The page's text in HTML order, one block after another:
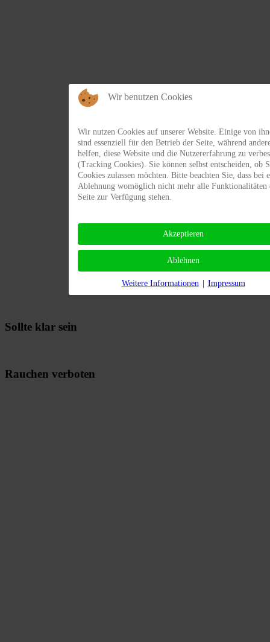
Sollte klar sein
Rauchen verboten
Wir benutzen Cookies
Wir nutzen Cookies auf unserer Website. Einige von
sind essenziell für den Betrieb der Seite, während
helfen, diese Website und die Nutzererfahrung zu
(Tracking Cookies). Sie können selbst entscheiden, ob
Cookies zulassen möchten. Bitte beachten Sie, dass bei
Ablehnung womöglich nicht mehr alle Funktionalitäten
Seite zur Verfügung stehen.
Akzeptieren
Ablehnen
Weitere Informationen | Impressum